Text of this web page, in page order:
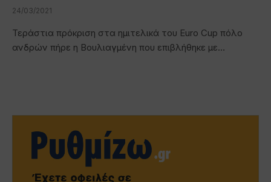
24/03/2021
Τεράστια πρόκριση στα ημιτελικά του Euro Cup πόλο
ανδρών πήρε η Βουλιαγμένη που επιβλήθηκε με…